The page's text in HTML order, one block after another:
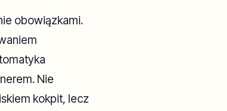
obowiązkami.
Nie
kokpit, lecz